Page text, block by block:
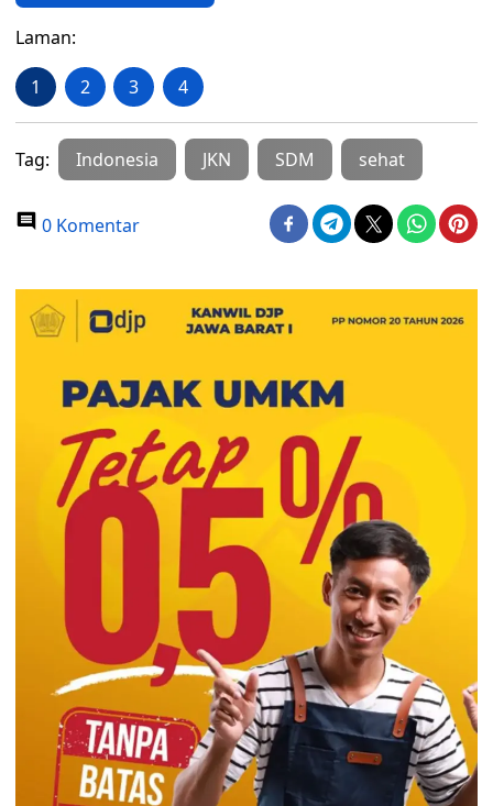
Laman:
1 2 3 4
Tag: Indonesia JKN SDM sehat
0 Komentar